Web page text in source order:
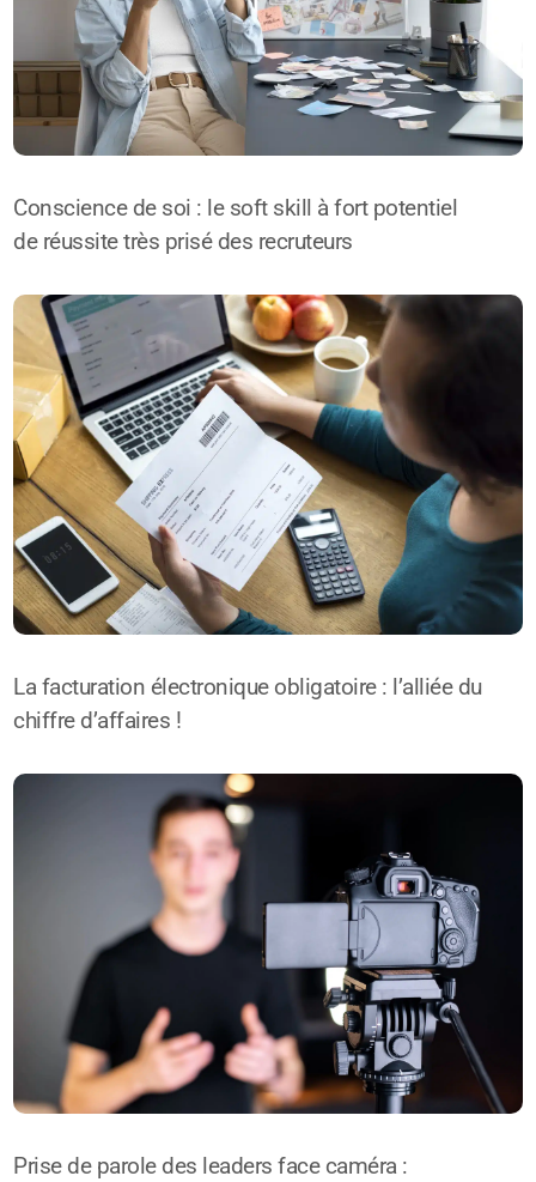
Conscience de soi : le soft skill à fort potentiel
de réussite très prisé des recruteurs
La facturation électronique obligatoire : l’alliée du
chiffre d’affaires !
Prise de parole des leaders face caméra :